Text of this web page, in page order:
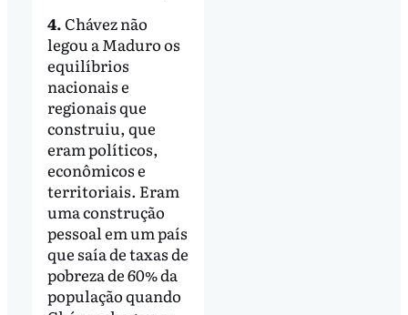
4.Chávez não
legou a Maduro os
equilíbrios
nacionais e
regionais que
construiu, que
eram políticos,
econômicos e
territoriais. Eram
uma construção
pessoal em um país
que saía de taxas de
pobreza de 60% da
população quando